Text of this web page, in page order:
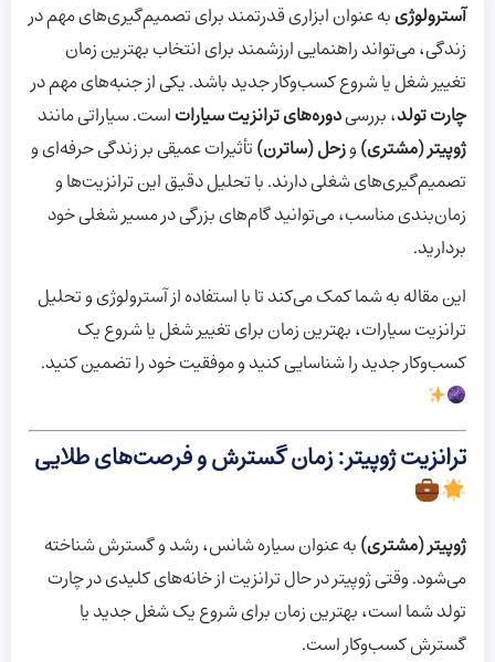
آسترولوژیبه عنوان ابزاری قدرتمند برای تصمیم‌گیری‌های مهم در
زندگی، می‌تواند راهنمایی ارزشمند برای انتخاب بهترین زمان
تغییر شغل یا شروع کسب‌وکار جدید باشد. یکی از جنبه‌های مهم در
چارت تولد، بررسیدوره‌های ترانزیت سیاراتاست. سیاراتی مانند
ژوپیتر (مشتری)وزحل (ساترن)تأثیرات عمیقی بر زندگی حرفه‌ای و
تصمیم‌گیری‌های شغلی دارند. با تحلیل دقیق این ترانزیت‌ها و
زمان‌بندی مناسب، می‌توانید گام‌های بزرگی در مسیر شغلی خود
بردارید.
این مقاله به شما کمک می‌کند تا با استفاده از آسترولوژی و تحلیل
ترانزیت سیارات، بهترین زمان برای تغییر شغل یا شروع یک
کسب‌وکار جدید را شناسایی کنید و موفقیت خود را تضمین کنید.
ترانزیت ژوپیتر: زمان گسترش و فرصت‌های طلایی
ژوپیتر (مشتری)به عنوان سیاره شانس، رشد و گسترش شناخته
می‌شود. وقتی ژوپیتر در حال ترانزیت از خانه‌های کلیدی در چارت
تولد شما است، بهترین زمان برای شروع یک شغل جدید یا
گسترش کسب‌وکار است.